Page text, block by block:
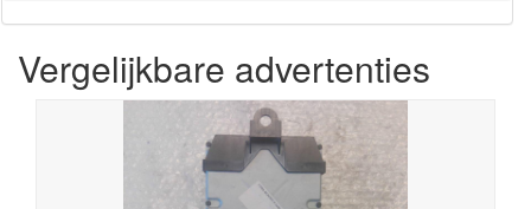
Vergelijkbare advertenties